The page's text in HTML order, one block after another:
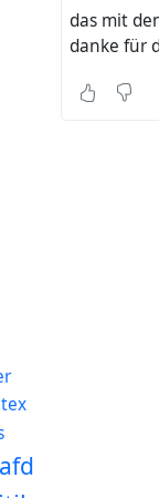
das mit
danke für